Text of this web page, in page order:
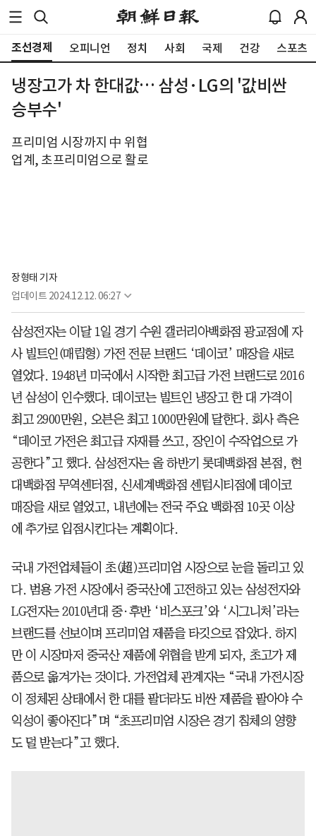
조선경제 오피니언 정치 사회 국제 건강 스포츠
냉장고가 차 한대값… 삼성·LG의 '값비싼
승부수'
프리미엄 시장까지 中 위협
업계, 초프리미엄으로 활로
장형태 기자
업데이트 2024.12.12. 06:27
삼성전자는 이달 1일 경기 수원 갤러리아백화점 광교점에 자
사 빌트인(매립형) 가전 전문 브랜드 ‘데이코’ 매장을 새로
열었다. 1948년 미국에서 시작한 최고급 가전 브랜드로 2016
년 삼성이 인수했다. 데이코는 빌트인 냉장고 한 대 가격이
최고 2900만원, 오븐은 최고 1000만원에 달한다. 회사 측은
“데이코 가전은 최고급 자재를 쓰고, 장인이 수작업으로 가
공한다”고 했다. 삼성전자는 올 하반기 롯데백화점 본점, 현
대백화점 무역센터점, 신세계백화점 센텀시티점에 데이코
매장을 새로 열었고, 내년에는 전국 주요 백화점 10곳 이상
에 추가로 입점시킨다는 계획이다.
국내 가전업체들이 초(超)프리미엄 시장으로 눈을 돌리고 있
다. 범용 가전 시장에서 중국산에 고전하고 있는 삼성전자와
LG전자는 2010년대 중·후반 ‘비스포크’와 ‘시그니처’라는
브랜드를 선보이며 프리미엄 제품을 타깃으로 잡았다. 하지
만 이 시장마저 중국산 제품에 위협을 받게 되자, 초고가 제
품으로 옮겨가는 것이다. 가전업체 관계자는 “국내 가전시장
이 정체된 상태에서 한 대를 팔더라도 비싼 제품을 팔아야 수
익성이 좋아진다”며 “초프리미엄 시장은 경기 침체의 영향
도 덜 받는다”고 했다.